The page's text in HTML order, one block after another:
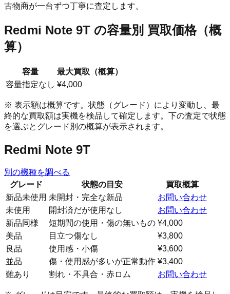
古物商が一台ずつ丁寧に査定します。
Redmi Note 9T の容量別 買取価格（概
算）
容量
最大買取（概算）
容量指定なし ¥4,000
※ 表示額は概算です。状態（グレード）により変動し、最
終的な買取額は実機を検品して確定します。下の査定で状態
を選ぶとグレード別の概算が表示されます。
Redmi Note 9T
別の機種を調べる
グレード
状態の目安
買取概算
新品未使用 未開封・完全な新品
お問い合わせ
未使用
開封済だが使用なし
お問い合わせ
新品同様
短期間の使用・傷の無いもの ¥4,000
美品
目立つ傷なし
¥3,800
良品
使用感・小傷
¥3,600
並品
傷・使用感が多いが正常動作 ¥3,400
難あり
割れ・不具合・赤ロム お問い合わせ